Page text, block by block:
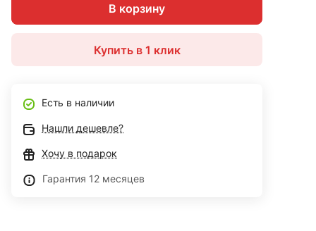
В корзину
Купить в 1 клик
Есть в наличии
Нашли дешевле?
Хочу в подарок
Гарантия 12 месяцев